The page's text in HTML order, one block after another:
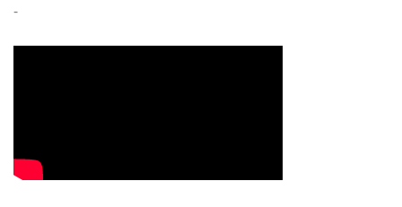
-